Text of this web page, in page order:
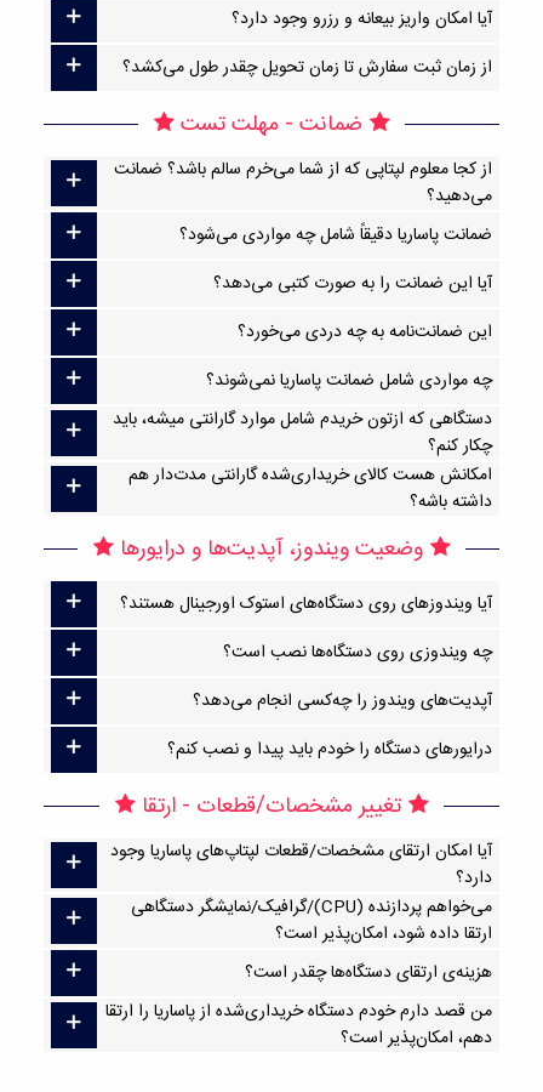
آیا امکان واریز بیعانه و رزرو وجود دارد؟
از زمان ثبت سفارش تا زمان تحویل چقدر طول می‌کشد؟
ضمانت - مهلت تست
از کجا معلوم لپتاپی که از شما می‌خرم سالم باشد؟ ضمانت
می‌دهید؟
ضمانت پاساریا دقیقاً شامل چه مواردی می‌شود؟
آیا این ضمانت را به صورت کتبی می‌دهد؟
این ضمانت‌نامه به چه دردی می‌خورد؟
چه مواردی شامل ضمانت پاساریا نمی‌شوند؟
دستگاهی که ازتون خریدم شامل موارد گارانتی میشه، باید
چکار کنم؟
امکانش هست کالای خریداری‌شده گارانتی مدت‌دار هم
داشته باشه؟
وضعیت ویندوز، آپدیت‌ها و درایورها
آیا ویندوزهای روی دستگاه‌های استوک اورجینال هستند؟
چه ویندوزی روی دستگاه‌ها نصب است؟
آپدیت‌های ویندوز را چه‌کسی انجام می‌دهد؟
درایورهای دستگاه را خودم باید پیدا و نصب کنم؟
تغییر مشخصات/قطعات - ارتقا
آیا امکان ارتقا‌ی مشخصات/قطعات لپتاپ‌های پاساریا وجود
دارد؟
می‌خواهم پردازنده (CPU)/گرافیک/نمایشگر دستگاهی
ارتقا داده شود، امکان‌پذیر است؟
هزینه‌ی ارتقای دستگاه‌ها چقدر است؟
من قصد دارم خودم دستگاه خریداری‌شده از پاساریا را ارتقا
دهم، امکان‌پذیر است؟